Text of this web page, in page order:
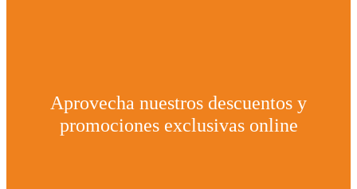
Aprovecha nuestros descuentos y
promociones exclusivas online